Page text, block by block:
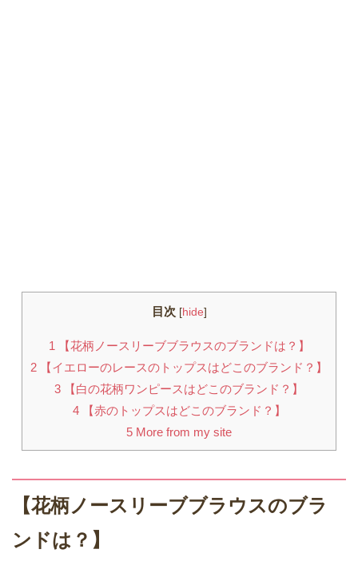
目次 [hide]
1 【花柄ノースリーブブラウスのブランドは？】
2 【イエローのレースのトップスはどこのブランド？】
3 【白の花柄ワンピースはどこのブランド？】
4【赤のトップスはどこのブランド？】
5 More from my site
【花柄ノースリーブブラウスのブラ
ンドは？】